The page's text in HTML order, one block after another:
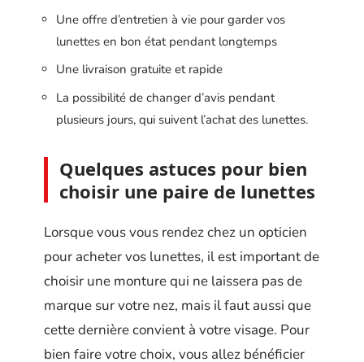
Une offre d’entretien à vie pour garder vos
lunettes en bon état pendant longtemps
Une livraison gratuite et rapide
La possibilité de changer d’avis pendant
plusieurs jours, qui suivent l’achat des lunettes.
Quelques astuces pour bien
choisir une paire de lunettes
Lorsque vous vous rendez chez un opticien
pour acheter vos lunettes, il est important de
choisir une monture qui ne laissera pas de
marque sur votre nez, mais il faut aussi que
cette dernière convient à votre visage. Pour
bien faire votre choix, vous allez bénéficier